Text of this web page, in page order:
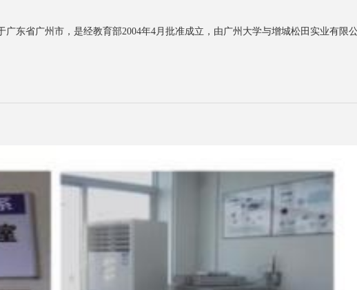
广东省广州市，是经教育部2004年4月批准成立，由广州大学与增城松田实业有限